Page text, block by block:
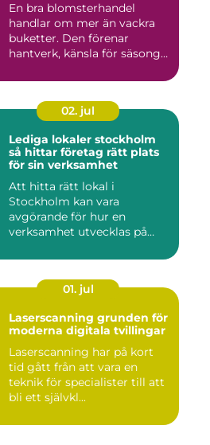
En bra blomsterhandel
handlar om mer än vackra
buketter. Den förenar
hantverk, känsla för säsong
02. jul
Lediga lokaler stockholm
så hittar företag rätt plats
för sin verksamhet
Att hitta rätt lokal i
Stockholm kan vara
avgörande för hur en
verksamhet utvecklas på
01. jul
Laserscanning grunden för
moderna digitala tvillingar
Laserscanning har på kort
tid gått från att vara en
teknik för specialister till att
bli ett självkl...